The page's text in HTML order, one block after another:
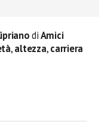
diAmici
,altezza,carriera